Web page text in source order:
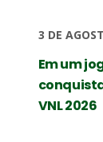
3 DE
Em um
VNL 2026